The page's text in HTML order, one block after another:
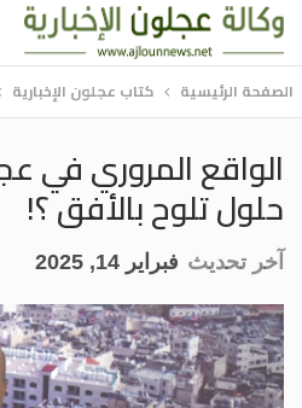
الصفحة الرئيسية كتاب عجلون الإخبارية
الواقع المروري في
حلول تلوح بالأفق ؟!
آخر تحديث فبراير 14, 2025